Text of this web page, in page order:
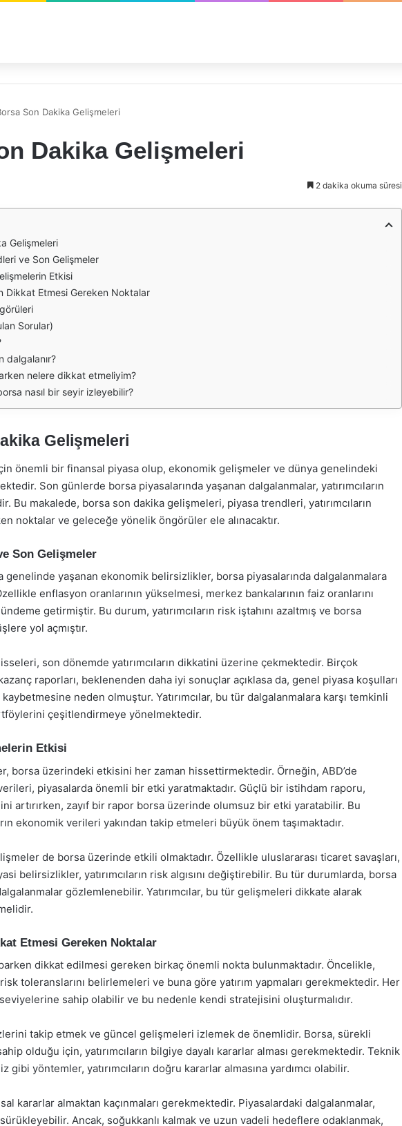
Son Dakika Gelişmeleri
Dakika Gelişmeleri
2 dakika okuma süresi
Gelişmeleri
ve Son Gelişmeler
Etkisi
Dikkat Etmesi Gereken Noktalar
Sorular)
dalgalanır?
nelere dikkat etmeliyim?
nasıl bir seyir izleyebilir?
Gelişmeleri
için önemli bir finansal piyasa olup, ekonomik gelişmeler ve dünya genelindeki
Son günlerde borsa piyasalarında yaşanan dalgalanmalar, yatırımcıların
Bu makalede, borsa son dakika gelişmeleri, piyasa trendleri, yatırımcıların
noktalar ve geleceğe yönelik öngörüler ele alınacaktır.
Son Gelişmeler
genelinde yaşanan ekonomik belirsizlikler, borsa piyasalarında dalgalanmalara
enflasyon oranlarının yükselmesi, merkez bankalarının faiz oranlarını
getirmiştir. Bu durum, yatırımcıların risk iştahını azaltmış ve borsa
yol açmıştır.
son dönemde yatırımcıların dikkatini üzerine çekmektedir. Birçok
raporları, beklenenden daha iyi sonuçlar açıklasa da, genel piyasa koşulları
neden olmuştur. Yatırımcılar, bu tür dalgalanmalara karşı temkinli
çeşitlendirmeye yönelmektedir.
Etkisi
borsa üzerindeki etkisini her zaman hissettirmektedir. Örneğin, ABD’de
piyasalarda önemli bir etki yaratmaktadır. Güçlü bir istihdam raporu,
artırırken, zayıf bir rapor borsa üzerinde olumsuz bir etki yaratabilir. Bu
ekonomik verileri yakından takip etmeleri büyük önem taşımaktadır.
de borsa üzerinde etkili olmaktadır. Özellikle uluslararası ticaret savaşları,
belirsizlikler, yatırımcıların risk algısını değiştirebilir. Bu tür durumlarda, borsa
gözlemlenebilir. Yatırımcılar, bu tür gelişmeleri dikkate alarak
Etmesi Gereken Noktalar
dikkat edilmesi gereken birkaç önemli nokta bulunmaktadır. Öncelikle,
risk toleranslarını belirlemeleri ve buna göre yatırım yapmaları gerekmektedir. Her
seviyelerine sahip olabilir ve bu nedenle kendi stratejisini oluşturmalıdır.
takip etmek ve güncel gelişmeleri izlemek de önemlidir. Borsa, sürekli
olduğu için, yatırımcıların bilgiye dayalı kararlar alması gerekmektedir. Teknik
gibi yöntemler, yatırımcıların doğru kararlar almasına yardımcı olabilir.
kararlar almaktan kaçınmaları gerekmektedir. Piyasalardaki dalgalanmalar,
sürükleyebilir. Ancak, soğukkanlı kalmak ve uzun vadeli hedeflere odaklanmak,